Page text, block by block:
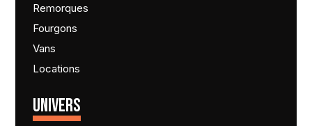
Remorques
Fourgons
Vans
Locations
UNIVERS